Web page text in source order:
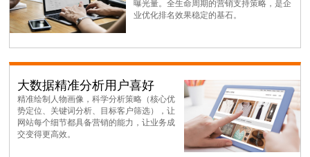
曝光量。全生命周期的营销支持策略，是企
业优化排名效果稳定的基石。
大数据精准分析用户喜好
精准绘制人物画像，科学分析策略（核心优
势定位、关键词分析、目标客户筛选），让
网站每个细节都具备营销的能力，让业务成
交变得更高效。